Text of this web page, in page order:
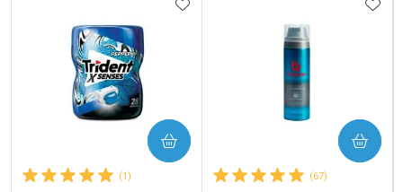
Ativar Desconto
Comprar sem Desconto
Comprar sem Desconto
(1)
COMPRAR
(67)
COMPRAR